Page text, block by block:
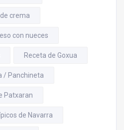
crema
con nueces
Receta de Goxua
/ Panchineta
Patxaran
de Navarra